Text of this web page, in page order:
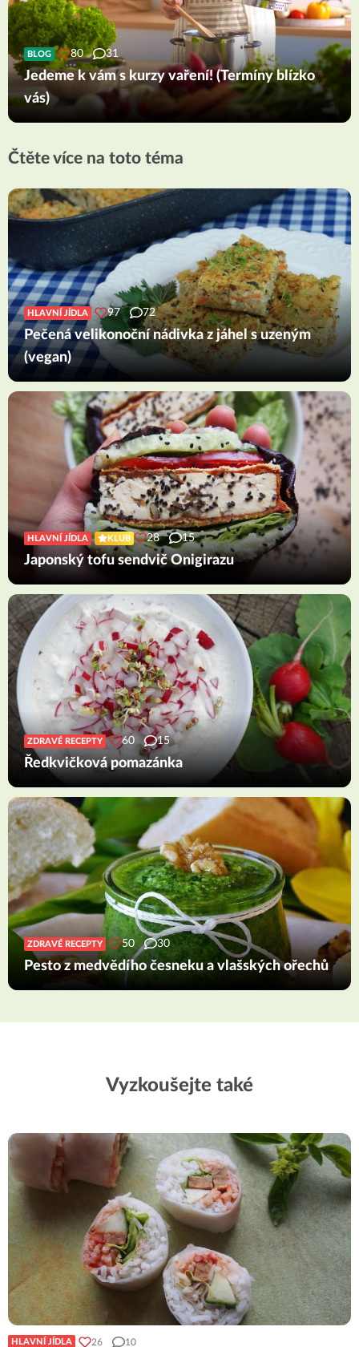
BLOG 80 31
Jedeme k vám s kurzy vaření! (Termíny blízko
vás)
Čtěte více na toto téma
HLAVNÍ JÍDLA 97 72
Pečená velikonoční nádivka z jáhel s uzeným
(vegan)
HLAVNÍ JÍDLA KLUB 28 15
Japonský tofu sendvič Onigirazu
ZDRAVÉ RECEPTY 60 15
Ředkvičková pomazánka
ZDRAVÉ RECEPTY 50 30
Pesto z medvědího česneku a vlašských ořechů
Vyzkoušejte také
HLAVNÍ JÍDLA 26 10